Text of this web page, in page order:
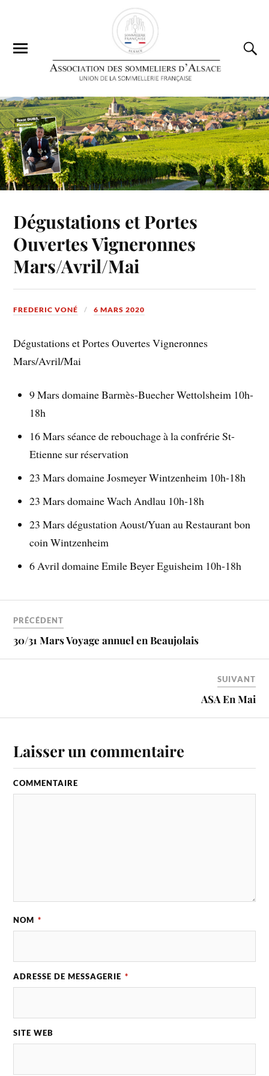
Dégustations et Portes
Ouvertes Vigneronnes
Mars/Avril/Mai
FREDERIC VONÉ 6 MARS 2020
Dégustations et Portes Ouvertes Vigneronnes
Mars/Avril/Mai
9 Mars domaine Barmès-Buecher Wettolsheim 10h-
18h
16 Mars séance de rebouchage à la confrérie St-
Etienne sur réservation
23 Mars domaine Josmeyer Wintzenheim 10h-18h
23 Mars domaine Wach Andlau 10h-18h
23 Mars dégustation Aoust/Yuan au Restaurant bon
coin Wintzenheim
6 Avril domaine Emile Beyer Eguisheim 10h-18h
PRÉCÉDENT
30/31 Mars Voyage annuel en Beaujolais
SUIVANT
ASA En Mai
Laisser un commentaire
COMMENTAIRE
NOM *
ADRESSE DE MESSAGERIE *
SITE WEB